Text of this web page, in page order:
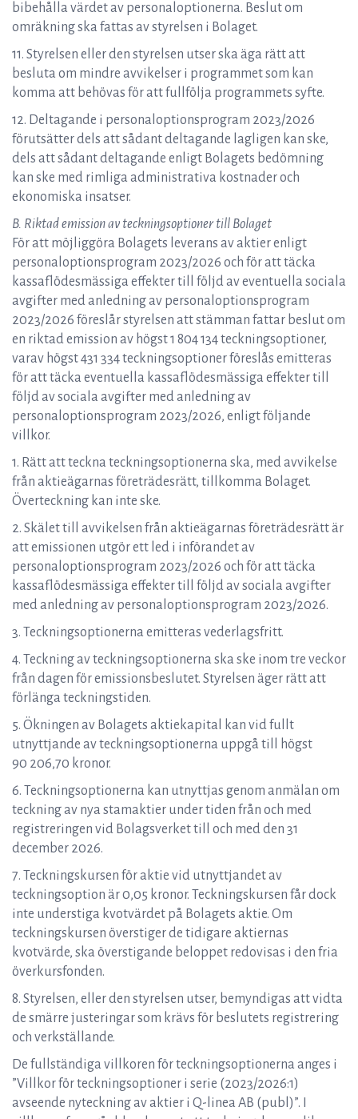
bibehålla värdet av personaloptionerna. Beslut om
omräkning ska fattas av styrelsen i Bolaget.
11. Styrelsen eller den styrelsen utser ska äga rätt att
besluta om mindre avvikelser i programmet som kan
komma att behövas för att fullfölja programmets syfte.
12. Deltagande i personaloptionsprogram 2023/2026
förutsätter dels att sådant deltagande lagligen kan ske,
dels att sådant deltagande enligt Bolagets bedömning
kan ske med rimliga administrativa kostnader och
ekonomiska insatser.
B. Riktad emission av teckningsoptioner till Bolaget
För att möjliggöra Bolagets leverans av aktier enligt
personaloptionsprogram 2023/2026 och för att täcka
kassaflödesmässiga effekter till följd av eventuella sociala
avgifter med anledning av personaloptionsprogram
2023/2026 föreslår styrelsen att stämman fattar beslut om
en riktad emission av högst 1 804 134 teckningsoptioner,
varav högst 431 334 teckningsoptioner föreslås emitteras
för att täcka eventuella kassaflödesmässiga effekter till
följd av sociala avgifter med anledning av
personaloptionsprogram 2023/2026, enligt följande
villkor.
1. Rätt att teckna teckningsoptionerna ska, med avvikelse
från aktieägarnas företrädesrätt, tillkomma Bolaget.
Överteckning kan inte ske.
2. Skälet till avvikelsen från aktieägarnas företrädesrätt är
att emissionen utgör ett led i införandet av
personaloptionsprogram 2023/2026 och för att täcka
kassaflödesmässiga effekter till följd av sociala avgifter
med anledning av personaloptionsprogram 2023/2026.
3. Teckningsoptionerna emitteras vederlagsfritt.
4. Teckning av teckningsoptionerna ska ske inom tre veckor
från dagen för emissionsbeslutet. Styrelsen äger rätt att
förlänga teckningstiden.
5. Ökningen av Bolagets aktiekapital kan vid fullt
utnyttjande av teckningsoptionerna uppgå till högst
90 206,70 kronor.
6. Teckningsoptionerna kan utnyttjas genom anmälan om
teckning av nya stamaktier under tiden från och med
registreringen vid Bolagsverket till och med den 31
december 2026.
7. Teckningskursen för aktie vid utnyttjandet av
teckningsoption är 0,05 kronor. Teckningskursen får dock
inte understiga kvotvärdet på Bolagets aktie. Om
teckningskursen överstiger de tidigare aktiernas
kvotvärde, ska överstigande beloppet redovisas i den fria
överkursfonden.
8. Styrelsen, eller den styrelsen utser, bemyndigas att vidta
de smärre justeringar som krävs för beslutets registrering
och verkställande.
De fullständiga villkoren för teckningsoptionerna anges i
”Villkor för teckningsoptioner i serie (2023/2026:1)
avseende nyteckning av aktier i Q-linea AB (publ)”. I